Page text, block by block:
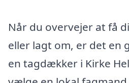
Når du overvejer at få
eller lagt om, er det en
en tagdækker i Kirke